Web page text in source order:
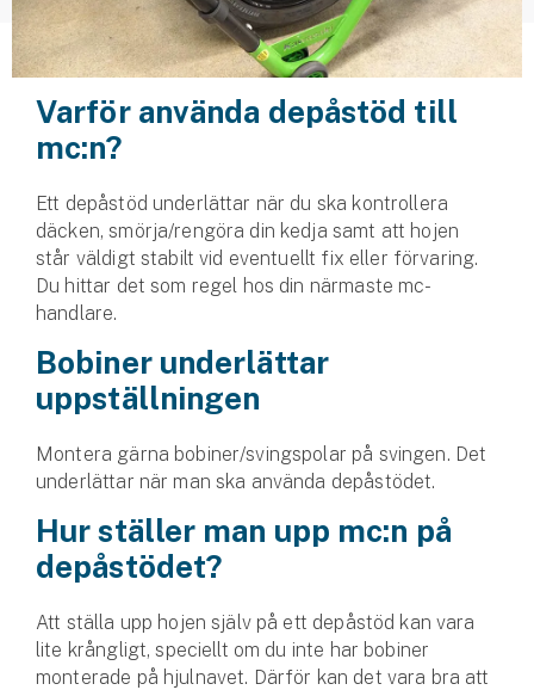
Båtförsäkring
Vattenskoterförsäkring
Sportfiskarna
Djur
Hundförsäkring
Jakthundsförsäkring
Kattförsäkring
Djurförsäkring
Hemförsäkring
Villaförsäkring
Bostadsrättsförsäkring
Varför använda depåstöd till
mc:n?
Ett depåstöd underlättar när du ska kontrollera
däcken, smörja/rengöra din kedja samt att hojen
står väldigt stabilt vid eventuellt fix eller förvaring.
Du hittar det som regel hos din närmaste mc-
handlare.
Bobiner underlättar
uppställningen
Montera gärna bobiner/svingspolar på svingen. Det
underlättar när man ska använda depåstödet.
Hur ställer man upp mc:n på
depåstödet?
Att ställa upp hojen själv på ett depåstöd kan vara
lite krångligt, speciellt om du inte har bobiner
monterade på hjulnavet. Därför kan det vara bra att